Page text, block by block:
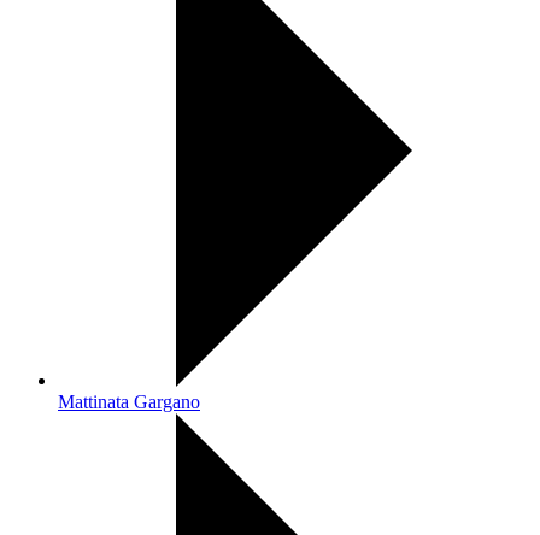
Mattinata Gargano